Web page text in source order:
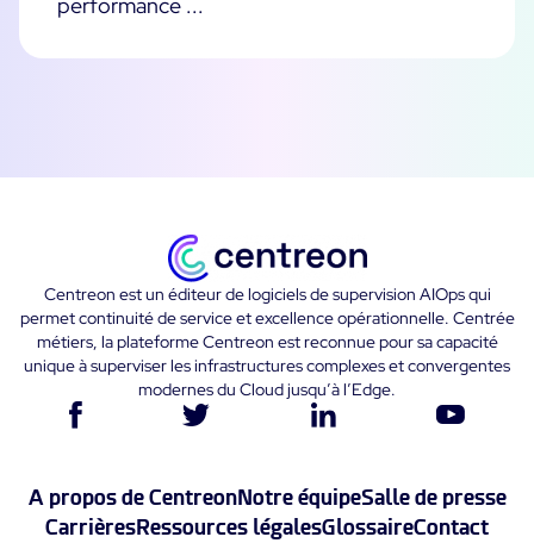
Centreon est un éditeur de logiciels de supervision AIOps qui
permet continuité de service et excellence opérationnelle. Centrée
métiers, la plateforme Centreon est reconnue pour sa capacité
unique à superviser les infrastructures complexes et convergentes
modernes du Cloud jusqu’à l’Edge.
A propos de CentreonNotre équipeSalle de presse
CarrièresRessources légalesGlossaireContact